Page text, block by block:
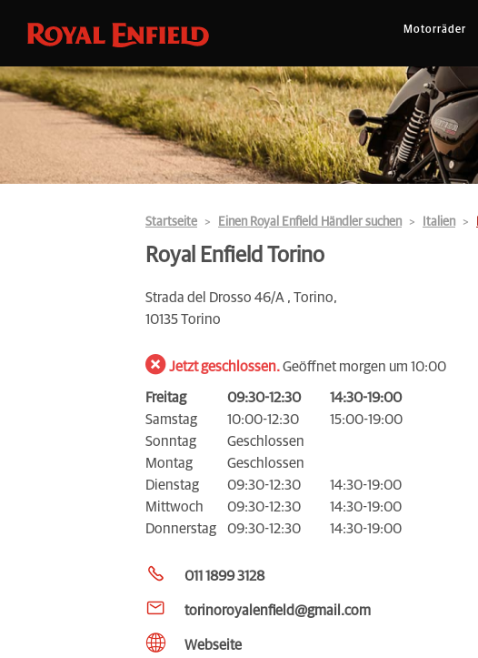
Motorräder
Startseite Einen Royal Enfield Händler suchen Italien
Royal Enfield Torino
Strada del Drosso 46/A , Torino,
10135 Torino
Jetzt geschlossen.Geöffnet morgen um 10:00
Freitag 09:30-12:30
14:30-19:00
Samstag
10:00-12:30
15:00-19:00
Sonntag
Geschlossen
Montag
Geschlossen
Dienstag
09:30-12:30
14:30-19:00
Mittwoch
09:30-12:30
14:30-19:00
Donnerstag
09:30-12:30 14:30-19:00
011 1899 3128
torinoroyalenfield@gmail.com
Webseite